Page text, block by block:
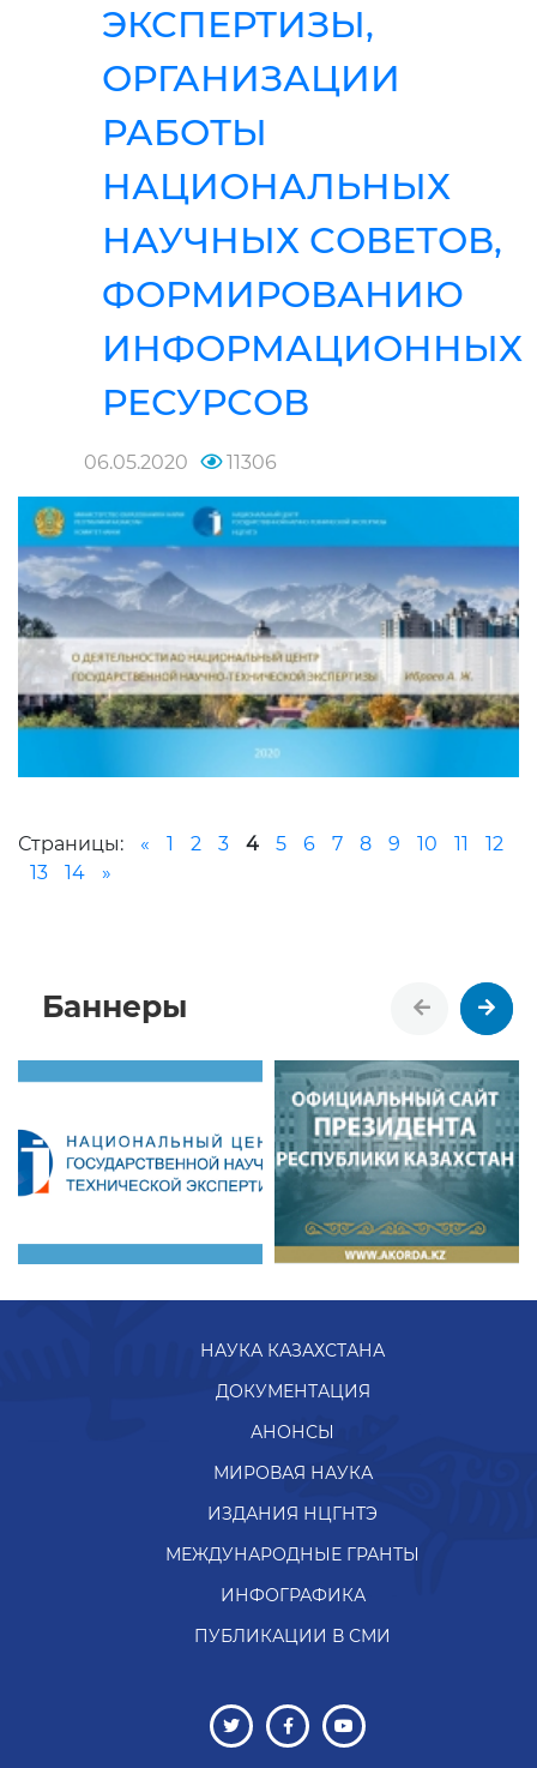
ЭКСПЕРТИЗЫ,
ОРГАНИЗАЦИИ
РАБОТЫ
НАЦИОНАЛЬНЫХ
НАУЧНЫХ СОВЕТОВ,
ФОРМИРОВАНИЮ
ИНФОРМАЦИОННЫХ
РЕСУРСОВ
06.05.2020 11306
Страницы: « 1 2 3 4 5 6 7 8 9 10 11
12
13
14 »
Баннеры
НАУКА КАЗАХСТАНА
ДОКУМЕНТАЦИЯ
АНОНСЫ
МИРОВАЯ НАУКА
ИЗДАНИЯ НЦГНТЭ
МЕЖДУНАРОДНЫЕ ГРАНТЫ
ИНФОГРАФИКА
ПУБЛИКАЦИИ В СМИ